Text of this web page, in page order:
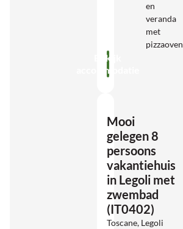
en
veranda
met
pizzaoven
Bekijk
accommodatie
Mooi
gelegen 8
persoons
vakantiehuis
in Legoli met
zwembad
(IT0402)
Toscane, Legoli